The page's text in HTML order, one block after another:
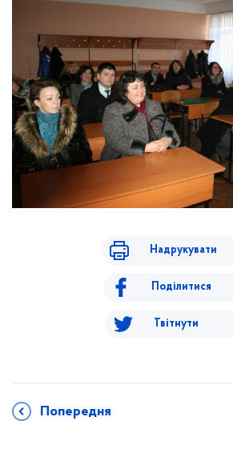
Надрукувати
Поділитися
Твітнути
Попередня